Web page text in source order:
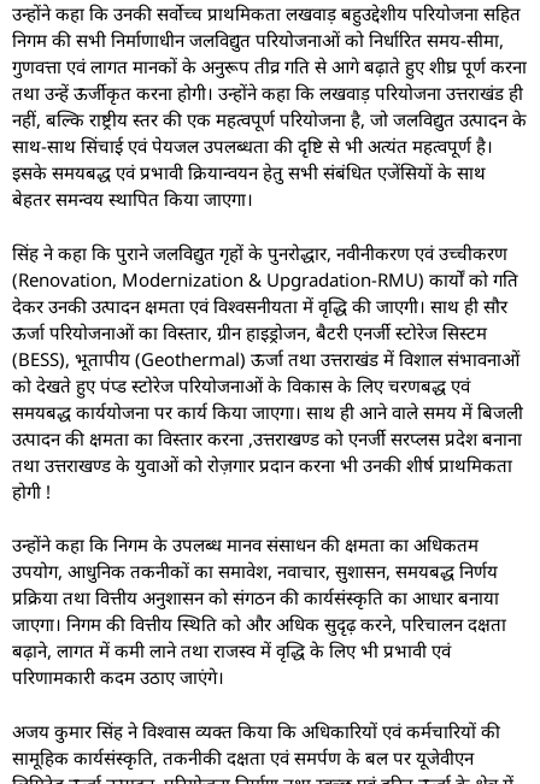
उन्होंने कहा कि उनकी सर्वोच्च प्राथमिकता लखवाड़ बहुउद्देशीय परियोजना सहित
निगम की सभी निर्माणाधीन जलविद्युत परियोजनाओं को निर्धारित समय-सीमा,
गुणवत्ता एवं लागत मानकों के अनुरूप तीव्र गति से आगे बढ़ाते हुए शीघ्र पूर्ण करना
तथा उन्हें ऊर्जीकृत करना होगी। उन्होंने कहा कि लखवाड़ परियोजना उत्तराखंड ही
नहीं, बल्कि राष्ट्रीय स्तर की एक महत्वपूर्ण परियोजना है, जो जलविद्युत उत्पादन के
साथ-साथ सिंचाई एवं पेयजल उपलब्धता की दृष्टि से भी अत्यंत महत्वपूर्ण है।
इसके समयबद्ध एवं प्रभावी क्रियान्वयन हेतु सभी संबंधित एजेंसियों के साथ
बेहतर समन्वय स्थापित किया जाएगा।
सिंह ने कहा कि पुराने जलविद्युत गृहों के पुनरोद्धार, नवीनीकरण एवं उच्चीकरण
(Renovation, Modernization & Upgradation-RMU) कार्यों को गति
देकर उनकी उत्पादन क्षमता एवं विश्वसनीयता में वृद्धि की जाएगी। साथ ही सौर
ऊर्जा परियोजनाओं का विस्तार, ग्रीन हाइड्रोजन, बैटरी एनर्जी स्टोरेज सिस्टम
(BESS), भूतापीय (Geothermal) ऊर्जा तथा उत्तराखंड में विशाल संभावनाओं
को देखते हुए पंप्ड स्टोरेज परियोजनाओं के विकास के लिए चरणबद्ध एवं
समयबद्ध कार्ययोजना पर कार्य किया जाएगा। साथ ही आने वाले समय में बिजली
उत्पादन की क्षमता का विस्तार करना ,उत्तराखण्ड को एनर्जी सरप्लस प्रदेश बनाना
तथा उत्तराखण्ड के युवाओं को रोज़गार प्रदान करना भी उनकी शीर्ष प्राथमिकता
होगी !
उन्होंने कहा कि निगम के उपलब्ध मानव संसाधन की क्षमता का अधिकतम
उपयोग, आधुनिक तकनीकों का समावेश, नवाचार, सुशासन, समयबद्ध निर्णय
प्रक्रिया तथा वित्तीय अनुशासन को संगठन की कार्यसंस्कृति का आधार बनाया
जाएगा। निगम की वित्तीय स्थिति को और अधिक सुदृढ़ करने, परिचालन दक्षता
बढ़ाने, लागत में कमी लाने तथा राजस्व में वृद्धि के लिए भी प्रभावी एवं
परिणामकारी कदम उठाए जाएंगे।
अजय कुमार सिंह ने विश्वास व्यक्त किया कि अधिकारियों एवं कर्मचारियों की
सामूहिक कार्यसंस्कृति, तकनीकी दक्षता एवं समर्पण के बल पर यूजेवीएन